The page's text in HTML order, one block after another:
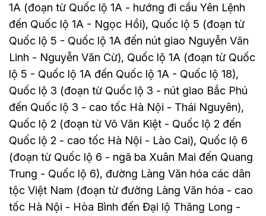
1A (đoạn từ Quốc lộ 1A - hướng đi cầu Yên Lệnh
đến Quốc lộ 1A - Ngọc Hồi), Quốc lộ 5 (đoạn từ
Quốc lộ 5 - Quốc lộ 1A đến nút giao Nguyễn Văn
Linh - Nguyễn Văn Cừ), Quốc lộ 1A (đoạn từ Quốc
lộ 5 - Quốc lộ 1A đến Quốc lộ 1A - Quốc lộ 18),
Quốc lộ 3 (đoạn từ Quốc lộ 3 - nút giao Bắc Phú
đến Quốc lộ 3 - cao tốc Hà Nội - Thái Nguyên),
Quốc lộ 2 (đoạn từ Võ Văn Kiệt - Quốc lộ 2 đến
Quốc lộ 2 - cao tốc Hà Nội - Lào Cai), Quốc lộ 6
(đoạn từ Quốc lộ 6 - ngã ba Xuân Mai đến Quang
Trung - Quốc lộ 6), đường Làng Văn hóa các dân
tộc Việt Nam (đoạn từ đường Làng Văn hóa - cao
tốc Hà Nội - Hòa Bình đến Đại lộ Thăng Long -